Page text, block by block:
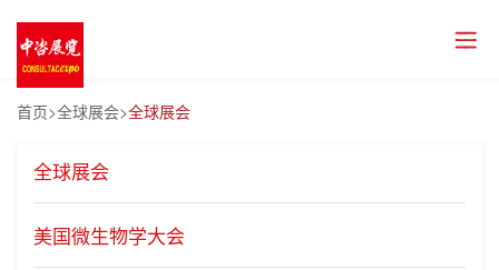
首页>全球展会>全球展会
全球展会
美国微生物学大会